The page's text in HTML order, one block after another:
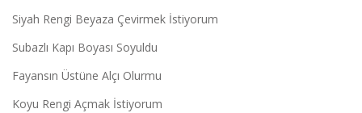
Siyah Rengi Beyaza Çevirmek İstiyorum
Subazlı Kapı Boyası Soyuldu
Fayansın Üstüne Alçı Olurmu
Koyu Rengi Açmak İstiyorum